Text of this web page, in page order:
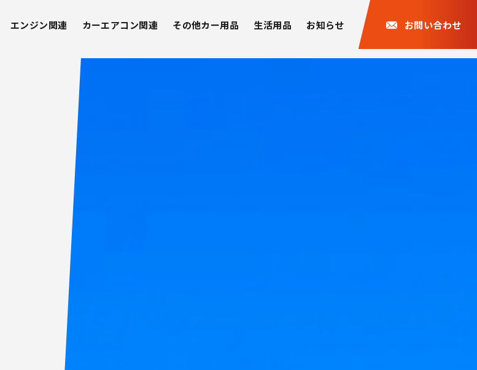
エンジン関連 カーエアコン関連 その他カー用品 生活用品 お知らせ お問い合わせ